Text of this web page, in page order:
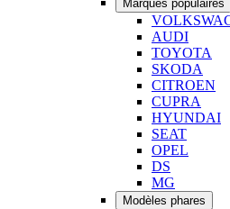
Marques populaires
AUDI
TOYOTA
SKODA
CITROEN
CUPRA
HYUNDAI
SEAT
OPEL
DS
MG
Modèles phares